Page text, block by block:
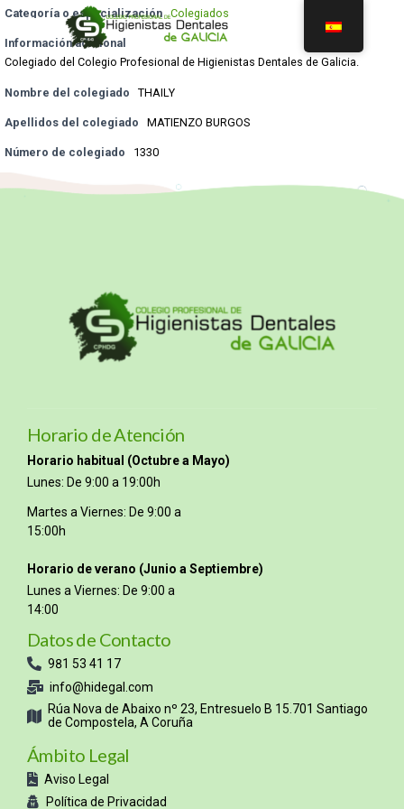
Categoría o especialización Colegiados
Información adicional
Colegiado del Colegio Profesional de Higienistas Dentales de Galicia.
Nombre del colegiado THAILY
Apellidos del colegiado MATIENZO BURGOS
Número de colegiado 1330
Horario de Atención
Horario habitual (Octubre a Mayo)
Lunes: De 9:00 a 19:00h
Martes a Viernes: De 9:00 a
15:00h
Horario de verano (Junio a Septiembre)
Lunes a Viernes: De 9:00 a
14:00
Datos de Contacto
981 53 41 17
info@hidegal.com
Rúa Nova de Abaixo nº 23, Entresuelo B 15.701 Santiago
de Compostela, A Coruña
Ámbito Legal
Aviso Legal
Política de Privacidad